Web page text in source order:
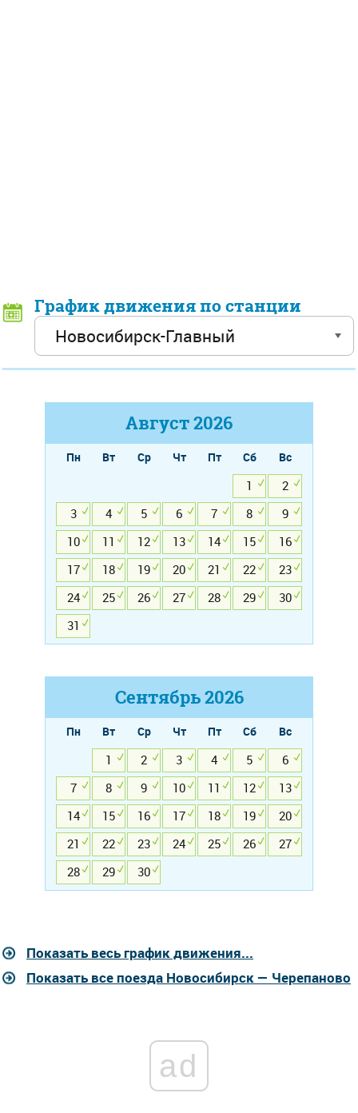
График движения по станции
Август2026
Пн Вт Ср Чт Пт Сб
Вс
1
2
3
4 5 6 7 8
9
10
11 12 13 14 15
16
17
18 19 20 21 22
23
24
25 26 27 28 29
30
31
Сентябрь2026
Пн Вт Ср Чт Пт Сб
Вс
1
2 3 4 5
6
7
8 9 10 11 12
13
14
15 16 17 18 19
20
21
22 23 24 25 26
27
28
29 30
Показать весь график движения...
Показать все поезда Новосибирск — Черепаново
ad